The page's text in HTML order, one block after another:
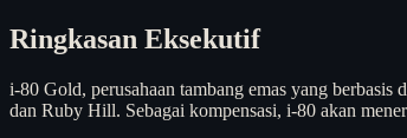
Ringkasan Eksekutif
i-80 Gold, perusahaan tambang emas yang
dan Ruby Hill. Sebagai kompensasi, i-80 akan